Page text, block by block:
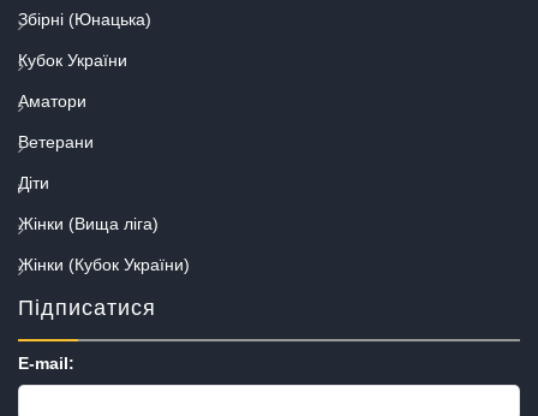
Збірні (Юнацька)
Кубок України
Аматори
Ветерани
Діти
Жінки (Вища ліга)
Жінки (Кубок України)
Підписатися
E-mail: